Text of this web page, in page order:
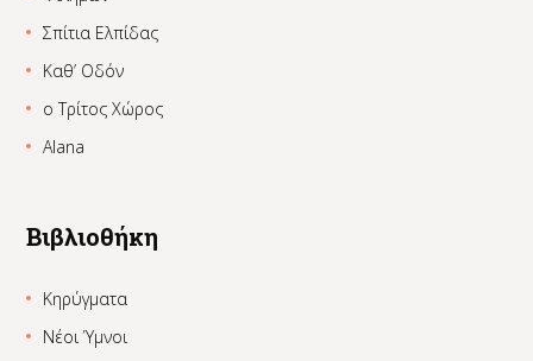
Σπίτια Ελπίδας
Καθ’ Οδόν
ο Τρίτος Χώρος
Alana
Βιβλιοθήκη
Κηρύγματα
Νέοι Ύμνοι